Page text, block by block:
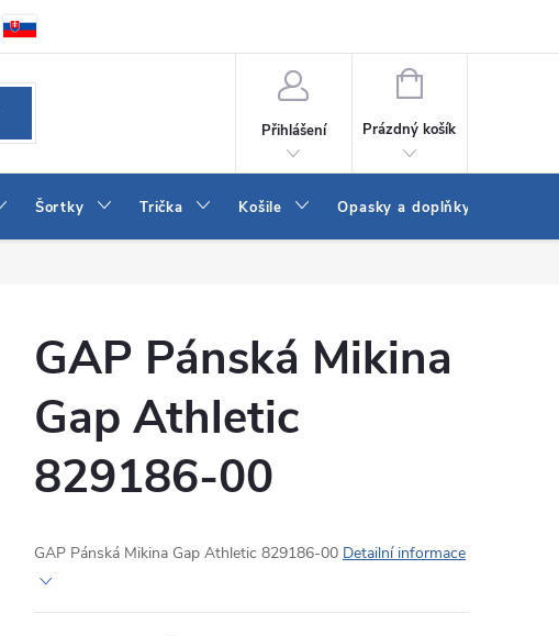
Kontakt
Přihlášení
NÁKUPNÍ
Prázdný košík
Šortky Trička Košile Opasky a doplňky
GAP Pánská Mikina
Gap Athletic
829186-00
GAP Pánská Mikina Gap Athletic 829186-00 Detailní informace